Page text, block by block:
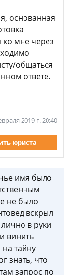
основанная
ко мне через
общаться
ответе.
2019 г. 20:40
юриста
имя было
не было
вскрыл
в руки
винить
тайну
знать, что
запрос по